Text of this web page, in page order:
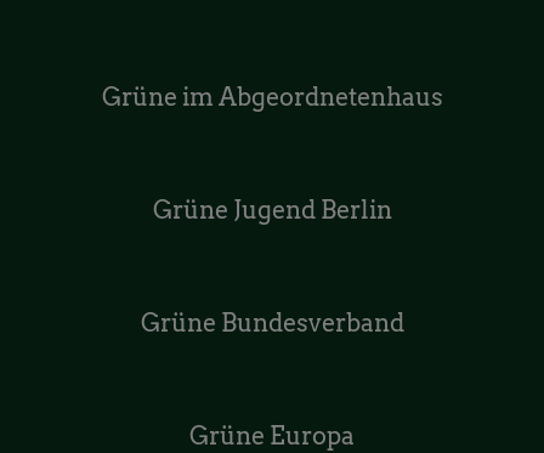
Grüne im Abgeordnetenhaus
Grüne Jugend Berlin
Grüne Bundesverband
Grüne Europa